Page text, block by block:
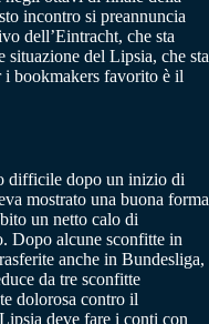
incontro si preannuncia
dell’Eintracht, che sta
del Lipsia, che sta
i bookmakers favorito è il
difficile dopo un inizio di
mostrato una buona forma
un netto calo di
Dopo alcune sconfitte in
anche in Bundesliga,
da tre sconfitte
dolorosa contro il
deve fare i conti con